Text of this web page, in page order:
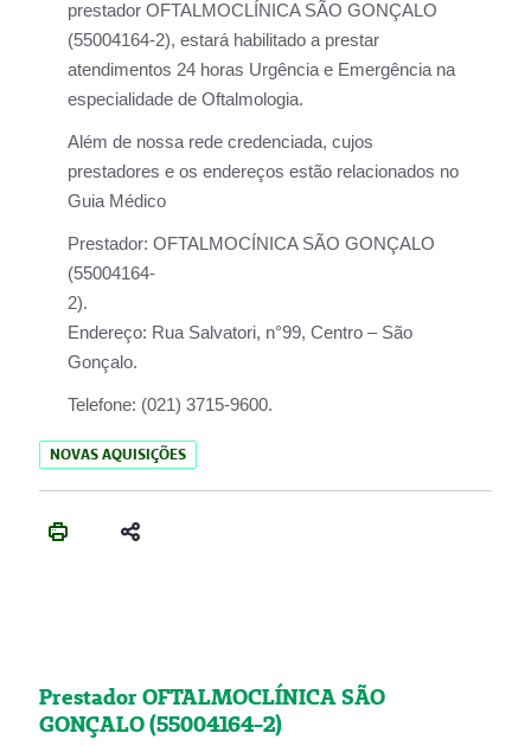
prestador OFTALMOCLÍNICA SÃO GONÇALO
(55004164-2), estará habilitado a prestar
atendimentos 24 horas Urgência e Emergência na
especialidade de Oftalmologia.
Além de nossa rede credenciada, cujos
prestadores e os endereços estão relacionados no
Guia Médico
Prestador: OFTALMOCÍNICA SÃO GONÇALO
(55004164-
2).
Endereço: Rua Salvatori, n°99, Centro – São
Gonçalo.
Telefone: (021) 3715-9600.
NOVAS AQUISIÇÕES
Prestador OFTALMOCLÍNICA SÃO
GONÇALO (55004164-2)